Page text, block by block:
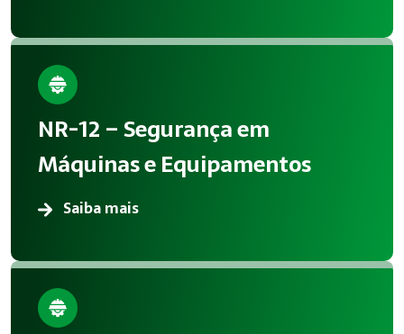
NR-12 – Segurança em
Máquinas e Equipamentos
Saiba mais